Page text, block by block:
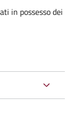
in possesso dei